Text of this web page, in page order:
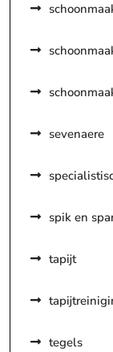
sevenaere
spik en
tapijt
tegels